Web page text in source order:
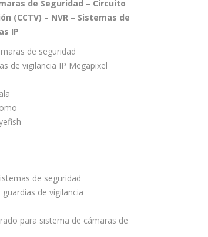
de Seguridad – Circuito
(CCTV) – NVR – Sistemas de
IP
de seguridad
de vigilancia IP Megapixel
de seguridad
de vigilancia
para sistema de cámaras de